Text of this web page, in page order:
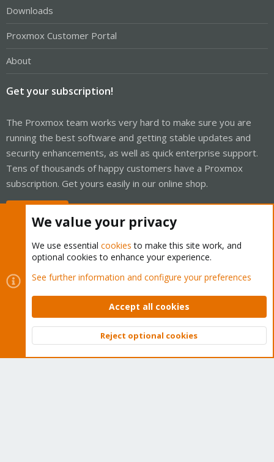
Downloads
Proxmox Customer Portal
About
Get your subscription!
The Proxmox team works very hard to make sure you are
running the best software and getting stable updates and
security enhancements, as well as quick enterprise support.
Tens of thousands of happy customers have a Proxmox
subscription. Get yours easily in our online shop.
Cookies
Proxmox Support Forum - Light Mode
Contact us
Terms and rules Privacy policy Help Home
Community platform by XenForo © 2010-2026 XenForo Ltd.
Top
We value your privacy
We use essential cookies to make this site work, and
optional cookies to enhance your experience.
See further information and configure your preferences
Accept all cookies
Reject optional cookies